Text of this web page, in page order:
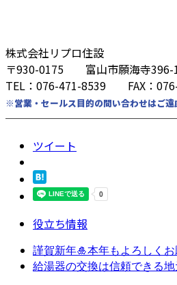
株式会社リプロ住設
〒930-0175 富山市願海寺396-
TEL：076-471-8539 FAX：
※営業・セールス目的の問い合わせはご遠
ツイート
役立ち情報
謹賀新年🎍本年もよろしく
給湯器の交換は信頼できる